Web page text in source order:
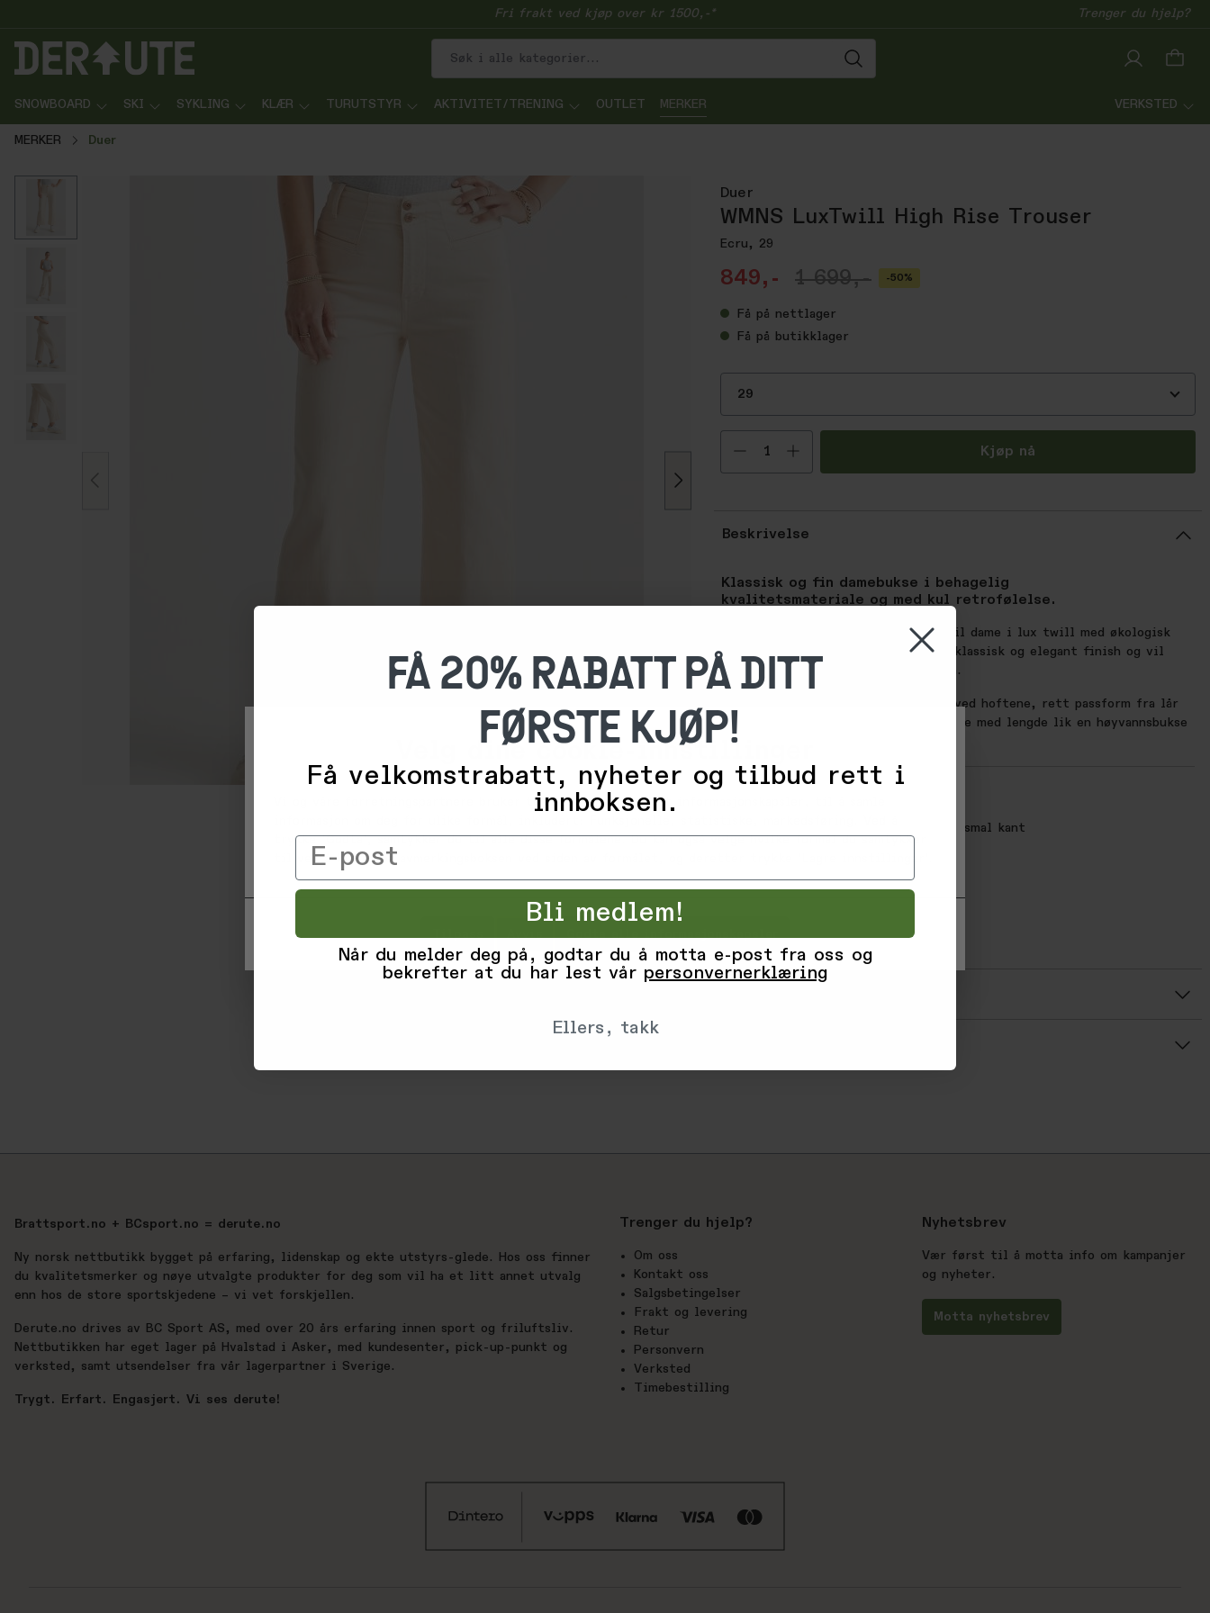
Fri frakt ved kjøp over kr 1500,-* Trenger du hjelp?
SNOWBOARD SKI SYKLING KLÆR TURUTSTYR AKTIVITET/TRENING OUTLET MERKER VERKSTED
MERKER Duer
Hopp over bildegalleri
Duer
WMNS LuxTwill High Rise Trouser
Ecru, 29
849,- 1 699,- -50%
Få på nettlager
Få på butikklager
29
Velg antall Kjøp nå
Beskrivelse
Klassisk og fin damebukse i behagelig
kvalitetsmateriale og med kul retrofølelse.
Allsidig og behagelig fritidsbukse til dame i lux twill med økologisk
bomull. Denne type stoffvev gir en klassisk og elegant finish og vil
mykne ved bruk uten å miste formen.
Buksa har høyt liv, flatterende fit ved hoftene, rett passform fra lår
og nedover og gir en kul retro-følelse med lengde lik en høyvannsbukse
med bred sømkant nederst.
SPESIFIKASJONER:
Front- og baklommer sydd inn med smal kant
Brattsport.no + BCsport.no = derute.no
Ny norsk nettbutikk bygget på erfaring, lidenskap og ekte utstyrs-glede. Hos oss finner
du kvalitetsmerker og nøye utvalgte produkter for deg som vil ha et litt annet utvalg
enn hos de store sportskjedene – vi vet forskjellen.
Derute.no drives av BC Sport AS, med over 20 års erfaring innen sport og friluftsliv.
Nettbutikken har eget lager på Hvalstad i Asker, med kundesenter, pick-up-punkt og
verksted, samt utsendelser fra vår lagerpartner i Sverige.
Trygt. Erfart. Engasjert. Vi ses derute!
Trenger du hjelp?
Om oss
Kontakt oss
Salgsbetingelser
Frakt og levering
Retur
Personvern
Verksted
Timebestilling
Nyhetsbrev
Vær først til å motta info om kampanjer
og nyheter.
Motta nyhetsbrev
Velg dine cookie-innstillinger
Vi og våre forretningspartnere bruker teknologier, inkludert informasjonskapsler, til å samle
trykke 'Godta', samtykker du til alle disse formålene. Du kan også velge hvilke formål du samtykker
til ved å klikke på avmerkingsboksen ved siden av formålet, og deretter trykke 'Lagre innstillinger'.
FÅ 20% RABATT PÅ DITT
FØRSTE KJØP!
Få velkomstrabatt, nyheter og tilbud rett i
innboksen.
Email
Bli medlem!
Når du melder deg på, godtar du å motta e-post fra oss og
bekrefter at du har lest vår personvernerklæring
Ellers, takk